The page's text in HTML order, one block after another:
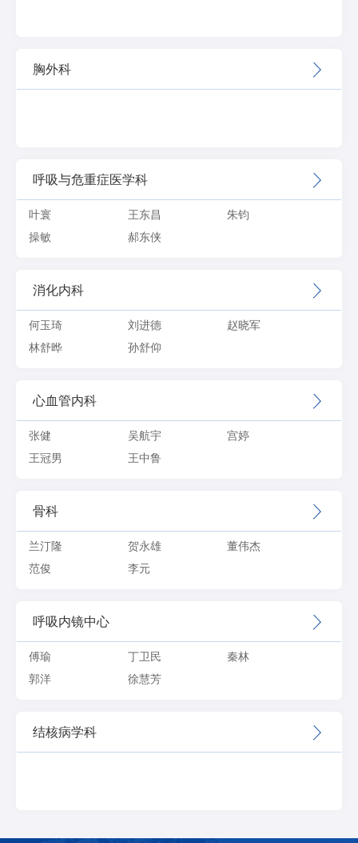
胸外科
呼吸与危重症医学科
叶寰 王东昌
朱钧
操敏
郝东侠
消化内科
何玉琦 刘进德
赵晓军
林舒晔
孙舒仰
心血管内科
张健 吴航宇
宫婷
王冠男
王中鲁
骨科
兰汀隆 贺永雄
董伟杰
范俊
李元
呼吸内镜中心
傅瑜 丁卫民
秦林
郭洋
徐慧芳
结核病学科